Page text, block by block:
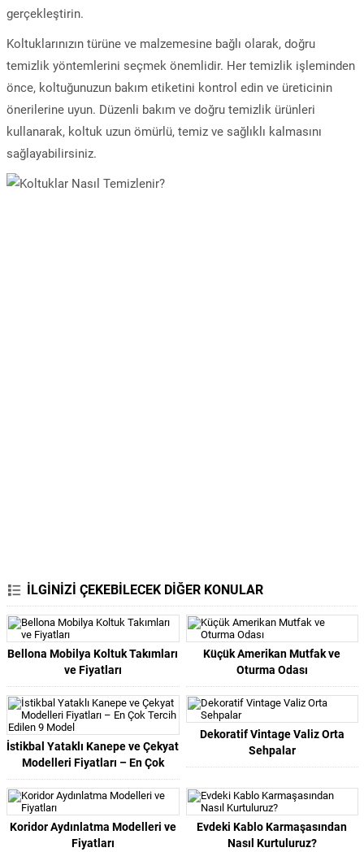
gerçekleştirin.
Koltuklarınızın türüne ve malzemesine bağlı olarak, doğru
temizlik yöntemlerini seçmek önemlidir. Her temizlik işleminden
önce, koltuğunuzun bakım etiketini kontrol edin ve üreticinin
önerilerine uyun. Düzenli bakım ve doğru temizlik ürünleri
kullanarak, koltuk uzun ömürlü, temiz ve sağlıklı kalmasını
sağlayabilirsiniz.
İLGİNİZİ ÇEKEBİLECEK DİĞER KONULAR
Bellona Mobilya Koltuk Takımları
ve Fiyatları
Küçük Amerikan Mutfak ve
Oturma Odası
İstikbal Yataklı Kanepe ve Çekyat
Modelleri Fiyatları – En Çok
Tercih Edilen 9 Model
Dekoratif Vintage Valiz Orta
Sehpalar
Koridor Aydınlatma Modelleri ve
Fiyatları
Evdeki Kablo Karmaşasından
Nasıl Kurtuluruz?